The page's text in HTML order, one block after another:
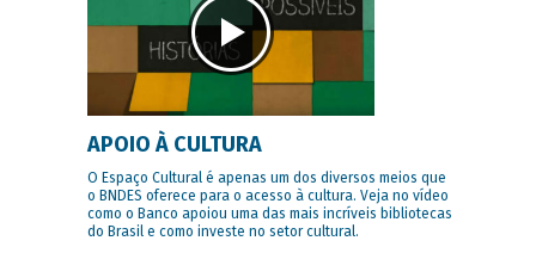
APOIO À CULTURA
O Espaço Cultural é apenas um dos diversos meios que
o BNDES oferece para o acesso à cultura. Veja no vídeo
como o Banco apoiou uma das mais incríveis bibliotecas
do Brasil e como investe no setor cultural.